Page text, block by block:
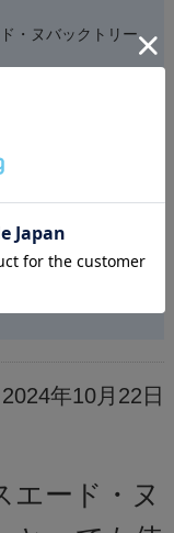
・ヌバックトリー
日にもお使いい
う宜しくお願い致
2024年10月22日
エード・ヌ